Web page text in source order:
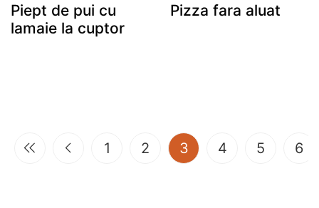
Piept de pui cu
lamaie la cuptor
Pizza fara aluat
1 2 3(current)
4 5 6